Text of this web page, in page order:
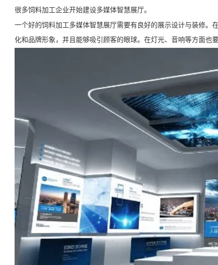
很多饲料加工企业开始建设多媒体智慧展厅。
一个好的饲料加工多媒体智慧展厅需要有良好的展示设计与装修
化和品牌形象，并且能够吸引顾客的眼球。在灯光、音响等方面也